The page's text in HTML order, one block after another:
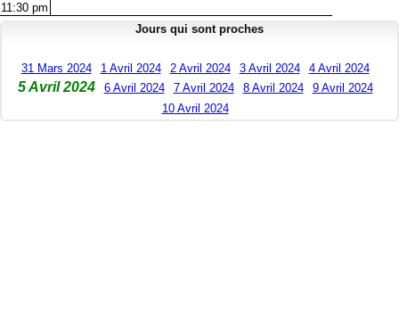
11:30 pm
Jours qui sont proches
31 Mars 2024 1 Avril 2024 2 Avril 2024 3 Avril 2024 4 Avril 2024
5 Avril 2024 6 Avril 2024 7 Avril 2024 8 Avril 2024
9 Avril 2024
10 Avril 2024